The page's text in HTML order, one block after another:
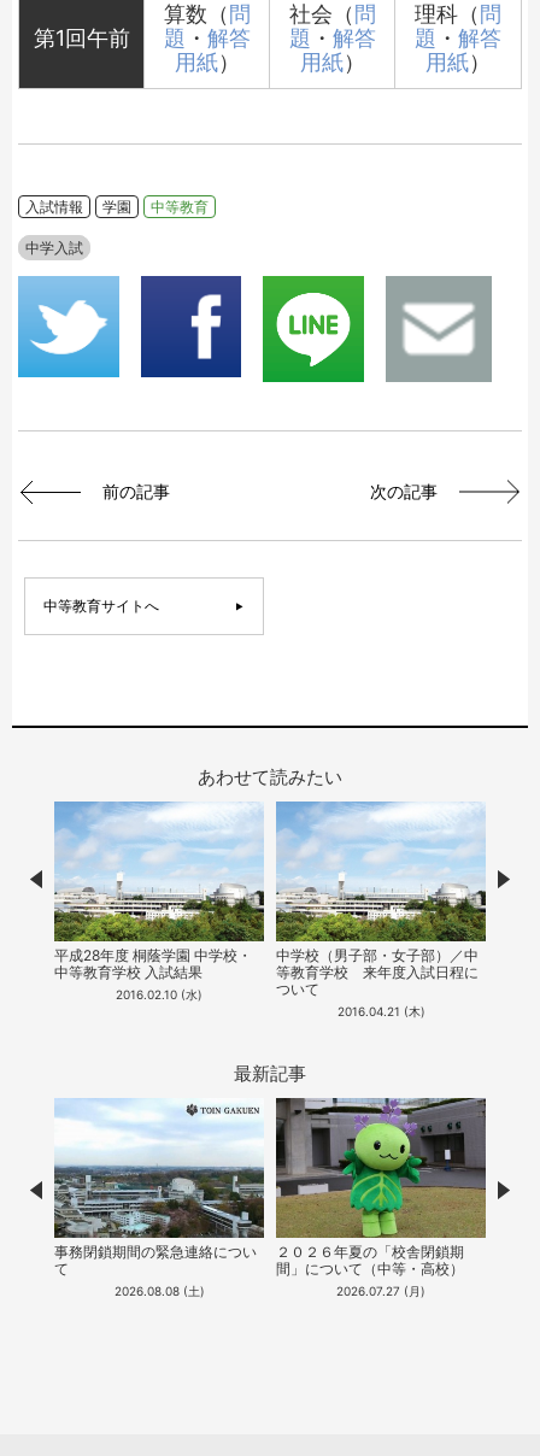
第1回午前
算数（ 問
題 ・ 解答
用紙）
社会（ 問
題 ・ 解答
用紙）
理科（ 問
題 ・ 解答
用紙）
入試情報 学園 中等教育
中学入試
前の記事 次の記事
中等教育サイトへ
あわせて読みたい
平成28年度 桐蔭学園 中学校・
中等教育学校 入試結果
2016.02.10 (水)
中学校（男子部・女子部）／中
等教育学校​ ​来年度入試日程に
ついて
2016.04.21 (木)
Prev
最新記事
事務閉鎖期間の緊急連絡につい
て
2026.08.08 (土)
２０２６年夏の「校舎閉鎖期
間」について（中等・高校）
2026.07.27 (月)
Prev